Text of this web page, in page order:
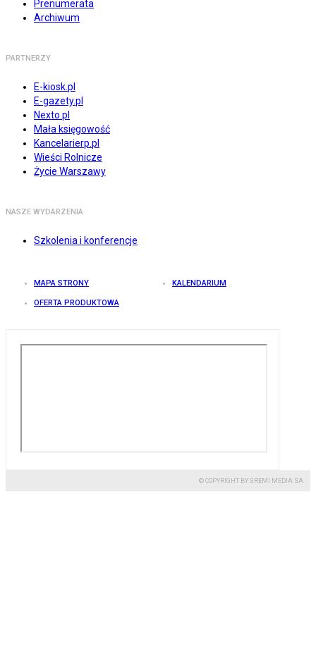
Prenumerata
Archiwum
PARTNERZY
E-kiosk.pl
E-gazety.pl
Nexto.pl
Mała księgowość
Kancelarierp.pl
Wieści Rolnicze
Życie Warszawy
NASZE WYDARZENIA
Szkolenia i konferencje
MAPA STRONY KALENDARIUM
OFERTA PRODUKTOWA
© COPYRIGHT BY GREMI MEDIA SA